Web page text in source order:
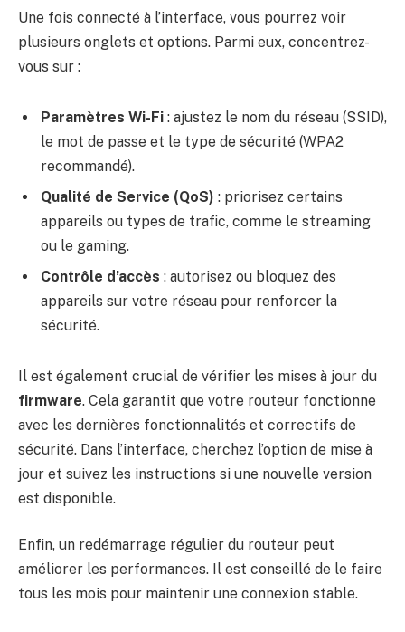
Une fois connecté à l’interface, vous pourrez voir
plusieurs onglets et options. Parmi eux, concentrez-
vous sur :
Paramètres Wi-Fi : ajustez le nom du réseau (SSID),
le mot de passe et le type de sécurité (WPA2
recommandé).
Qualité de Service (QoS) : priorisez certains
appareils ou types de trafic, comme le streaming
ou le gaming.
Contrôle d’accès : autorisez ou bloquez des
appareils sur votre réseau pour renforcer la
sécurité.
Il est également crucial de vérifier les mises à jour du
firmware. Cela garantit que votre routeur fonctionne
avec les dernières fonctionnalités et correctifs de
sécurité. Dans l’interface, cherchez l’option de mise à
jour et suivez les instructions si une nouvelle version
est disponible.
Enfin, un redémarrage régulier du routeur peut
améliorer les performances. Il est conseillé de le faire
tous les mois pour maintenir une connexion stable.